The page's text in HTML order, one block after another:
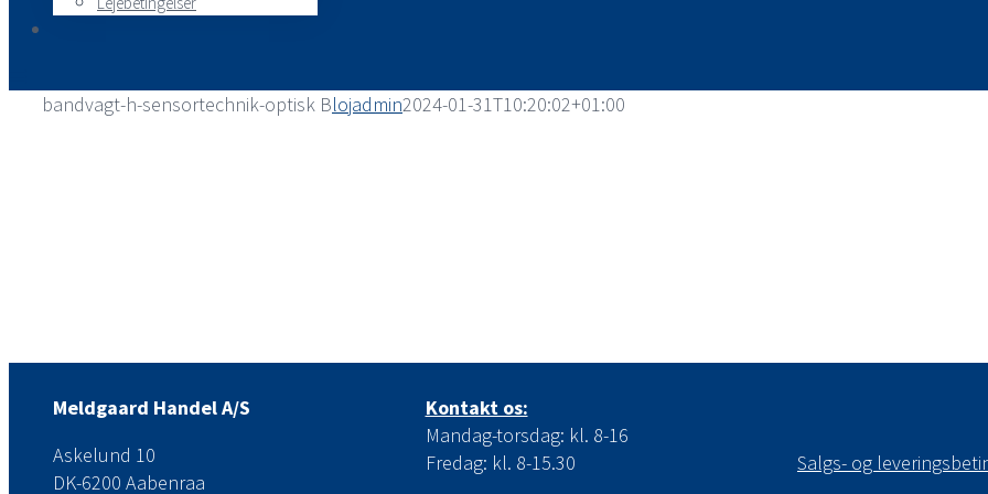
bandvagt-h-sensortechnik-optisk Blojadmin2024-01-31T10:20:02+01:00
Meldgaard Handel A/S
Askelund 10
DK-6200 Aabenraa
Kontakt os:
Mandag-torsdag: kl. 8-16
Fredag: kl. 8-15.30
Salgs- og